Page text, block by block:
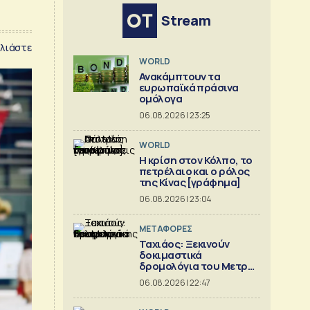
Stream
WORLD
Ανακάμπτουν τα
ευρωπαϊκά πράσινα
ομόλογα
06.08.2026 | 23:25
WORLD
Η κρίση στoν Κόλπο, το
πετρέλαιο και ο ρόλος
της Κίνας [γράφημα]
06.08.2026 | 23:04
ΜΕΤΑΦΟΡΕΣ
Ταχιάος: Ξεκινούν
δοκιμαστικά
δρομολόγια του Μετρό
Θεσσαλονίκης προς
Καλαμαριά
06.08.2026 | 22:47